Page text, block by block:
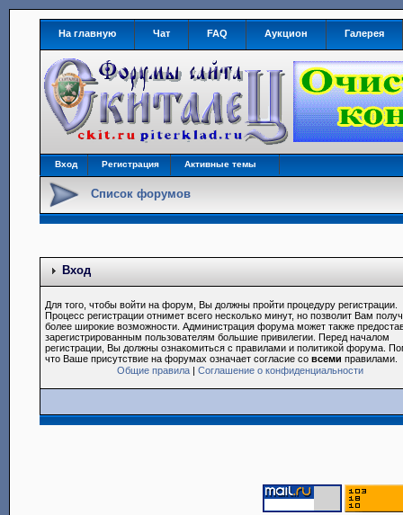
На главную Чат FAQ Аукцион Галерея
Вход Регистрация Активные темы
Список форумов
Вход
Для того, чтобы войти на форум, Вы должны пройти процедуру регистрации.
Процесс регистрации отнимет всего несколько минут, но позволит Вам
более широкие возможности. Администрация форума может также
зарегистрированным пользователям большие привилегии. Перед началом
регистрации, Вы должны ознакомиться с правилами и политикой форума.
что Ваше присутствие на форумах означает согласие совсеми правилами.
Общие правила |Соглашение о конфиденциальности